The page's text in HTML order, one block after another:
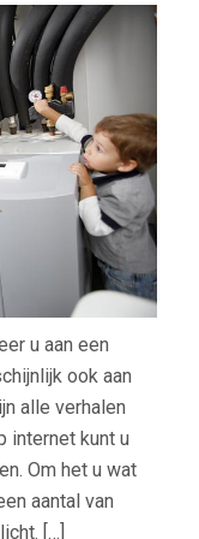
EN
u aan een
ook aan
alle verhalen
internet kunt u
Om het u wat
aantal van
[…]